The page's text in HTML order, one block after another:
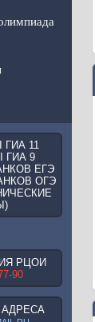
ГИА 11
ГИА 9
ЕГЭ
ОГЭ
РЦОИ
90